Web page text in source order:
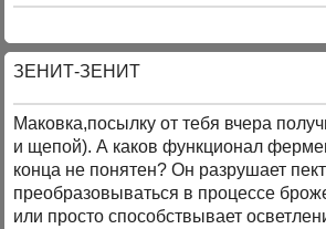
ЗЕНИТ-ЗЕНИТ
Маковка,посылку от тебя вчера
и щепой). А каков функционал
конца не понятен? Он разрушает
преобразовываться в процессе
или просто способствывает